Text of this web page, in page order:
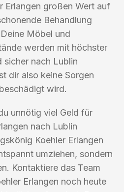
Erlangen großen Wert auf
Behandlung
Möbel und
werden mit höchster
nach Lublin
dir also keine Sorgen
wird.
unnötig viel Geld für
nach Lublin
Koehler Erlangen
umziehen, sondern
Kontaktiere das Team
Erlangen noch heute